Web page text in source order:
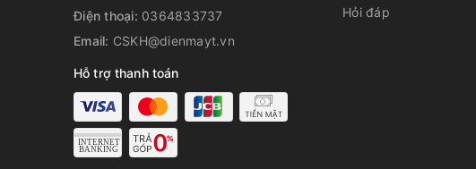
Được ứng dụng công nghệ Inverter, máy giặt Toshiba Inverter 9
gia đình bạn tiết kiệm đáng kể chi phí điện, nước hàng tháng
Điện thoại: 0364833737
Email: CSKH@dienmayt.vn
Hỗ trợ thanh toán
Hỏi đáp